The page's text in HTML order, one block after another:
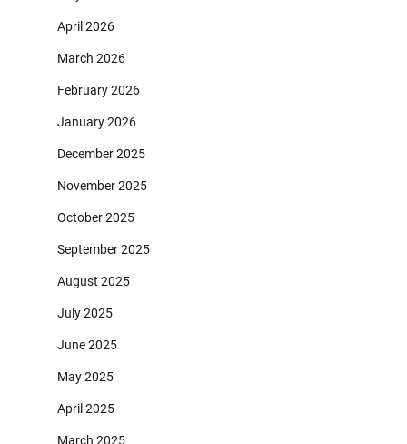
April 2026
March 2026
February 2026
January 2026
December 2025
November 2025
October 2025
September 2025
August 2025
July 2025
June 2025
May 2025
April 2025
March 2025